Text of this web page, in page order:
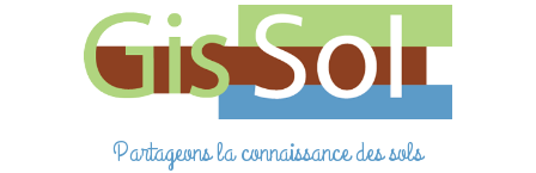
Partageons la connaissance des sols